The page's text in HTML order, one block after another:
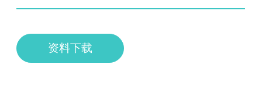
资料下载